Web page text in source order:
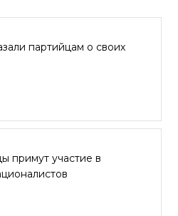
партийцам о своих
примут участие в